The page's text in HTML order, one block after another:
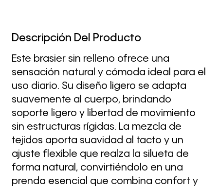
Descripción Del Producto
Este brasier sin relleno ofrece una
sensación natural y cómoda ideal para el
uso diario. Su diseño ligero se adapta
suavemente al cuerpo, brindando
soporte ligero y libertad de movimiento
sin estructuras rígidas. La mezcla de
tejidos aporta suavidad al tacto y un
ajuste flexible que realza la silueta de
forma natural, convirtiéndolo en una
prenda esencial que combina confort y